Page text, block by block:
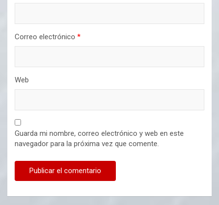
Correo electrónico *
Web
Guarda mi nombre, correo electrónico y web en este
navegador para la próxima vez que comente.